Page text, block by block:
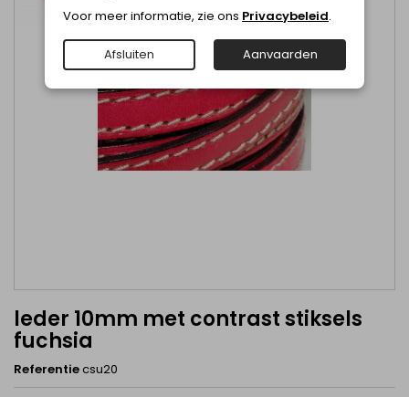
leder 10mm met contrast stiksels
fuchsia
Referentiecsu20
Voor meer informatie, zie ons Privacybeleid.
Afsluiten Aanvaarden